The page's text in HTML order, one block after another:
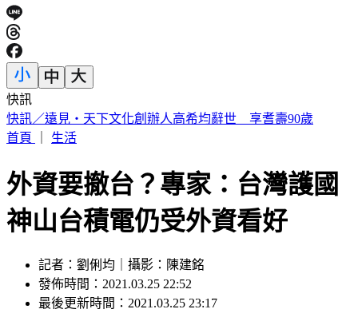
快訊
快訊／2.3億威力彩開獎 致富7碼出爐
首頁
生活
外資要撤台？專家：台灣護國
神山台積電仍受外資看好
記者：劉俐均｜攝影：陳建銘
發佈時間：2021.03.25 22:52
最後更新時間：2021.03.25 23:17